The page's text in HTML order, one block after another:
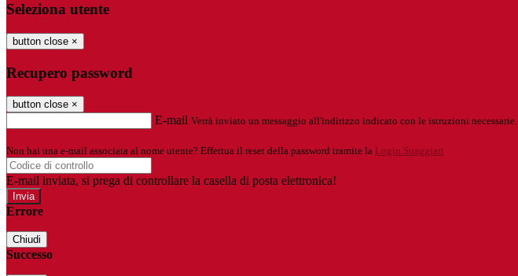
Seleziona utente
button close ×
Recupero password
button close ×
E-mail Verrà inviato un messaggio all'indirizzo indicato con le istruzioni necessarie.
Non hai una e-mail associata al nome utente? Effettua il reset della password tramite la Login Spaggiari
E-mail inviata, si prega di controllare la casella di posta elettronica!
Errore
Chiudi
Successo